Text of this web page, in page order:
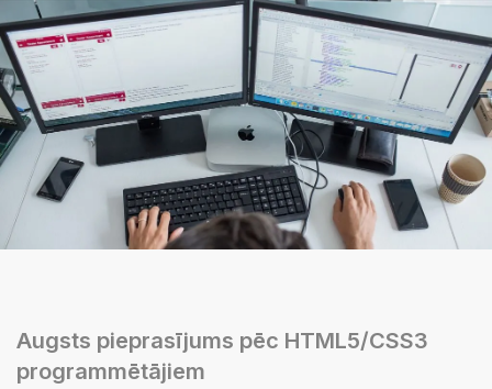
Augsts pieprasījums pēc HTML5/CSS3
programmētājiem